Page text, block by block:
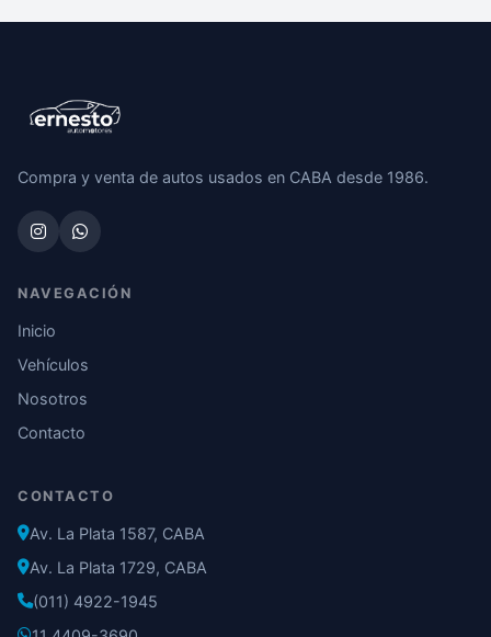
Compra y venta de autos usados en CABA desde 1986.
NAVEGACIÓN
Inicio
Vehículos
Nosotros
Contacto
CONTACTO
Av. La Plata 1587, CABA
Av. La Plata 1729, CABA
(011) 4922-1945